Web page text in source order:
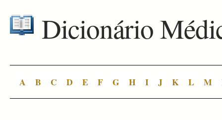
Dicionário
A B C D E F G H I J K L M